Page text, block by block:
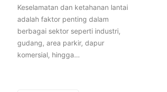
Keselamatan dan ketahanan lantai
adalah faktor penting dalam
berbagai sektor seperti industri,
gudang, area parkir, dapur
komersial, hingga…